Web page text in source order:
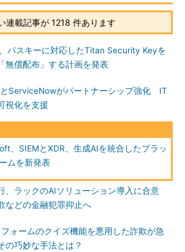
連載記事が 1218 件あります
パスキーに対応したTitan Security Keyを
無償配布」する計画を発表
ServiceNowがパートナーシップ強化 IT
視化を支援
、SIEMとXDR、生成AIを統合したプラッ
ムを新発表
、ラックのAIソリューション導入に合意
などの金融犯罪抑止へ
ォームのクイズ機能を悪用した詐欺が急
巧妙な手法とは？